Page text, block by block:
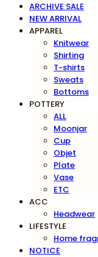
ARCHIVE SALE
NEW ARRIVAL
APPAREL
Knitwear
Shirting
T-shirts
Sweats
Bottoms
POTTERY
ALL
Moonjar
Cup
Objet
Plate
Vase
ETC
ACC
Headwear
LIFESTYLE
Home
NOTICE